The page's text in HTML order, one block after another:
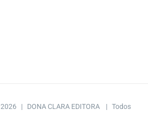
2026 | DONA CLARA EDITORA | Todos